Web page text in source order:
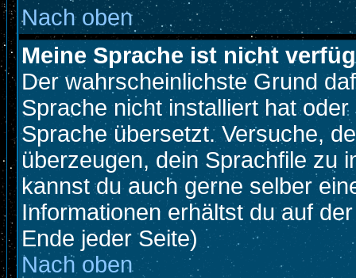
Nach oben
Meine Sprache ist nicht
Der wahrscheinlichste Grund
Sprache nicht installiert hat
Sprache übersetzt. Versuche,
überzeugen, dein Sprachfile zu
kannst du auch gerne selber
Informationen erhältst du auf
Ende jeder Seite)
Nach oben